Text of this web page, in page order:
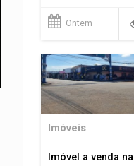
Ontem
Imóveis
Imóvel a venda na